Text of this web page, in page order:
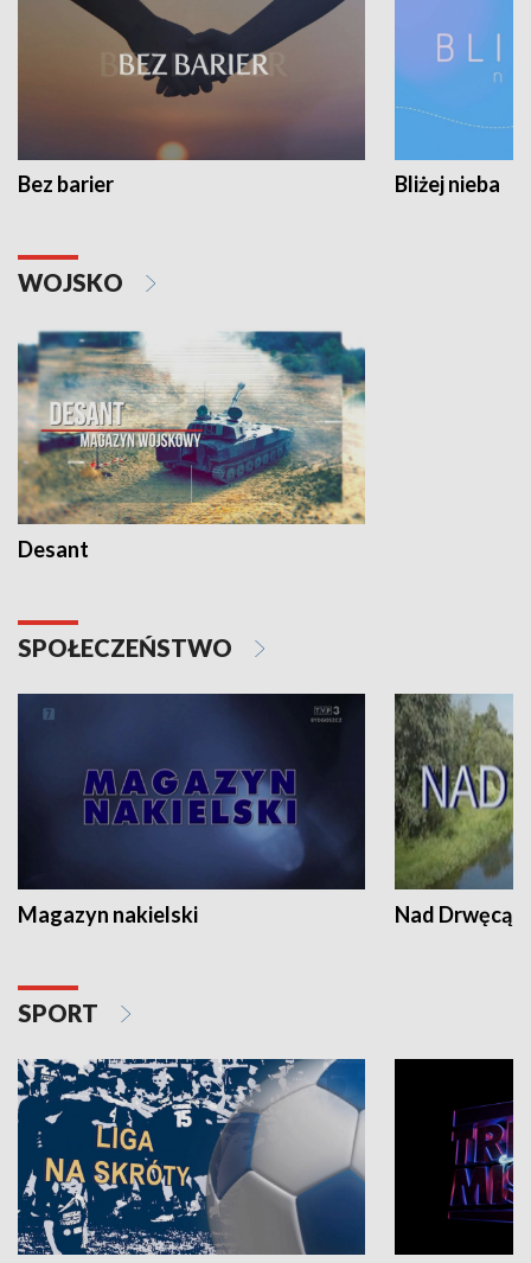
Bez barier Bliżej nieba
WOJSKO
Desant
SPOŁECZEŃSTWO
Magazyn nakielski Nad Drwęcą
SPORT